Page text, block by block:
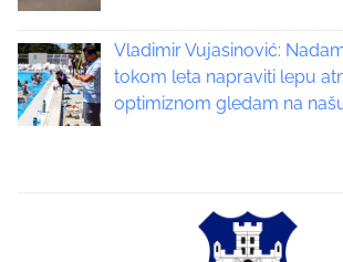
a
t
i
Vladimir Vujasinović:
tokom leta napraviti lepu
optimiznom gledam na